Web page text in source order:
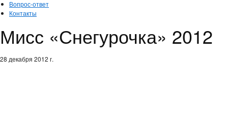
Вопрос-ответ
Контакты
Мисс «Снегурочка» 2012
28 декабря 2012 г.